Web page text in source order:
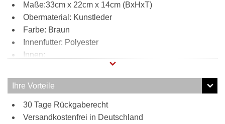
Maße:33cm x 22cm x 14cm (BxHxT)
Obermaterial: Kunstleder
Farbe: Braun
Innenfutter: Polyester
Innen:
Reißverschlussfach
2 Steckfächer
Außen:
jeweils 1 Steckfach an den Seiten
Tragweise:
Ihre Vorteile
30 Tage Rückgaberecht
Versandkostenfrei in Deutschland